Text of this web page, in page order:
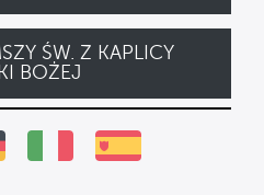
ŚW. Z KAPLICY
BOŻEJ